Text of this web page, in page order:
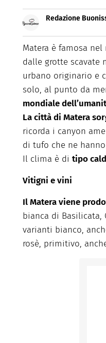
Redazione
Buonissimo è il
facili e spiegate
Matera è famosa
dalle grotte scavate
urbano originario e
solo, al punto da
mondiale
La città di Matera
ricorda i canyon
di tufo che ne
Il clima è di tipo
Vitigni e vini
Il Matera viene
bianca di Basilicata,
varianti bianco,
rosè, primitivo,